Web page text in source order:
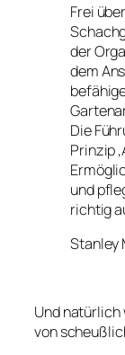
Frei
der
dem
Die
Prinzip
und
richtig
Stanley
Und natürlich
von